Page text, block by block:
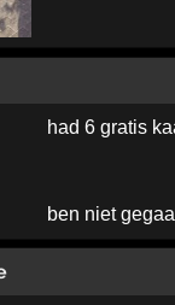
had 6 gratis
ben niet